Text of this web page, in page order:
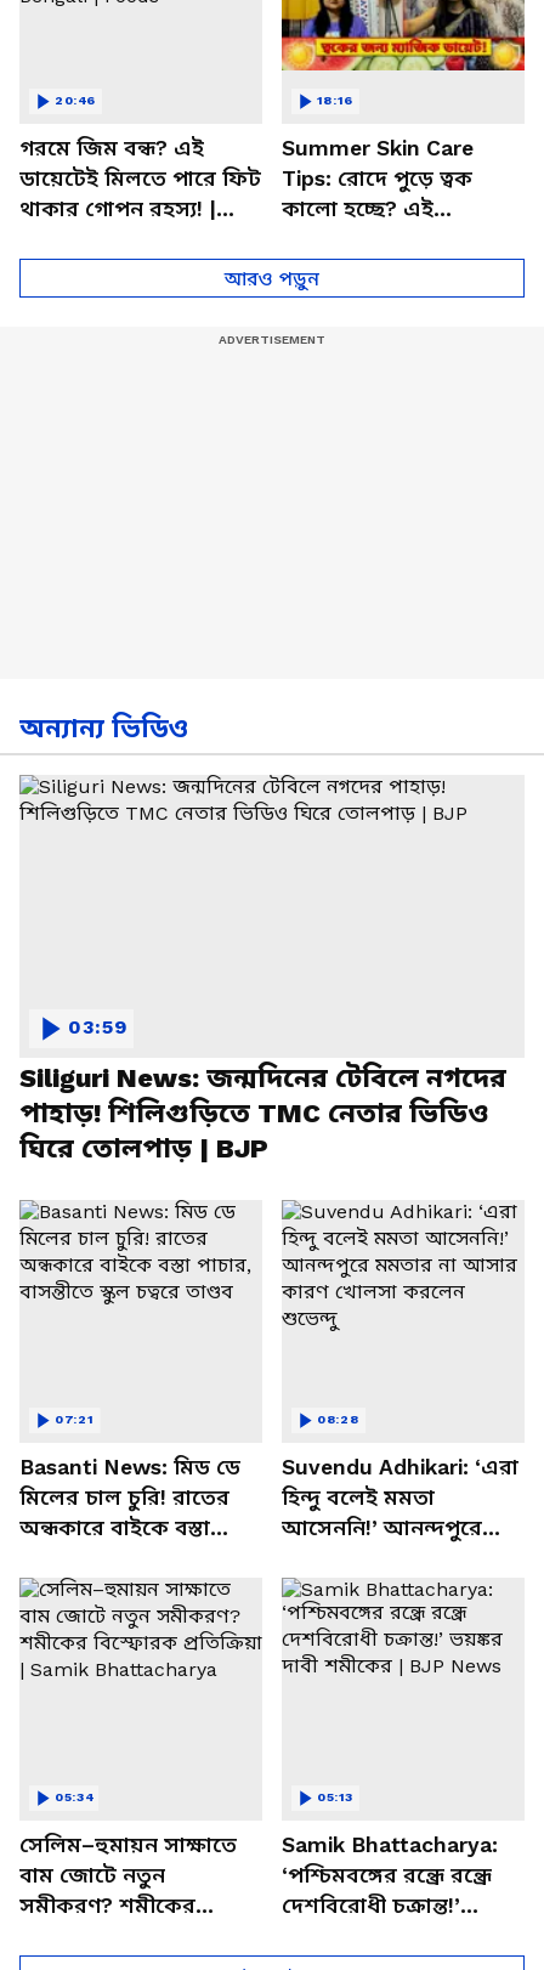
গরমে জিম বন্ধ? এই
ডায়েটেই মিলতে পারে ফিট
থাকার গোপন রহস্য! |
20:46
Summer Skin Care
Tips: রোদে পুড়ে ত্বক
কালো হচ্ছে? এই
জেল্লা!
18:16
আরও পড়ুন
অন্যান্য ভিডিও
Siliguri News: জন্মদিনের টেবিলে নগদের
পাহাড়! শিলিগুড়িতে TMC নেতার ভিডিও
ঘিরে তোলপাড় | BJP
03:59
Basanti News: মিড ডে
মিলের চাল চুরি! রাতের
অন্ধকারে বাইকে বস্তা
চত্বরে তাণ্ডব
07:21
Suvendu Adhikari: ‘এরা
হিন্দু বলেই মমতা
আসেননি!’ আনন্দপুরে
খোলসা করলেন শুভেন্দু
08:28
সেলিম–হুমায়ন সাক্ষাতে
বাম জোটে নতুন
সমীকরণ? শমীকের
05:34
Samik Bhattacharya:
‘পশ্চিমবঙ্গের রন্ধ্রে রন্ধ্রে
দেশবিরোধী চক্রান্ত!’
05:13